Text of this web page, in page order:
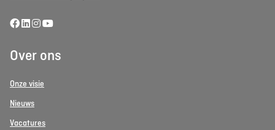
Over ons
Onze visie
Nieuws
Vacatures